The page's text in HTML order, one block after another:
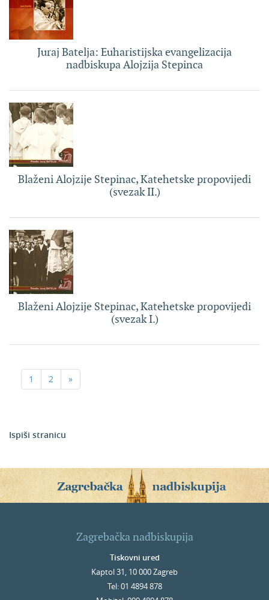
Juraj Batelja: Euharistijska evangelizacija
nadbiskupa Alojzija Stepinca
Blaženi Alojzije Stepinac, Katehetske propovijedi
(svezak II.)
Blaženi Alojzije Stepinac, Katehetske propovijedi
(svezak I.)
1 2 »
Ispiši stranicu
Zagrebačka nadbiskupija
Tiskovni ured
Kaptol 31, 10 000 Zagreb
Tel: 01 4894 878